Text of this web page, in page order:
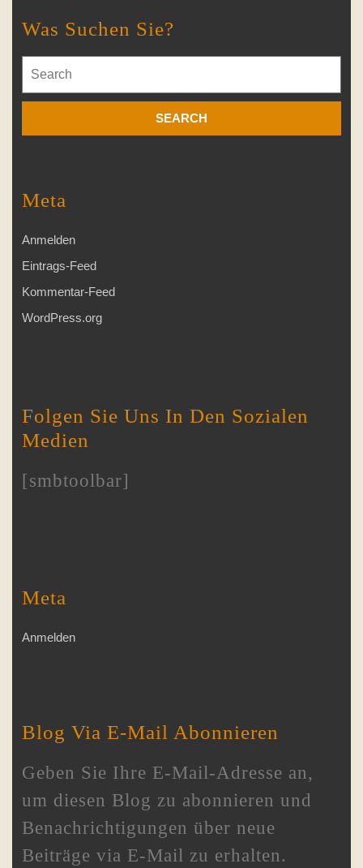
Was Suchen Sie?
for:
Meta
Anmelden
Eintrags-Feed
Kommentar-Feed
WordPress.org
Folgen Sie Uns In Den Sozialen
Medien
[smbtoolbar]
Meta
Anmelden
Blog Via E-Mail Abonnieren
Geben Sie Ihre E-Mail-Adresse an,
um diesen Blog zu abonnieren und
Benachrichtigungen über neue
Beiträge via E-Mail zu erhalten.